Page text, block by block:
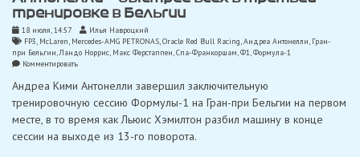
тренировке в Бельгии
18 июля, 14:57
Илья Навроцкий
FP3, McLaren, Mercedes-AMG PETRONAS,Oracle Red Bull Racing,Андреа Антонелли, Гран-
при Бельгии,Ландо Норрис, Макс Ферстаппен,Спа-Франкоршам,Ф1,Формула-1
Комментироватьon
—
всех
в
тренировке
Андреа Кими Антонелли завершил заключительную
тренировочную сессию Формулы-1 на Гран-при Бельгии на первом
месте, в то время как Льюис Хэмилтон разбил машину в конце
сессии на выходе из 13-го поворота.